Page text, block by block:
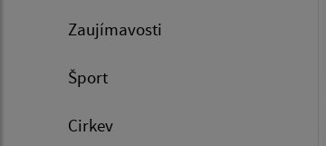
Zaujímavosti
Šport
Cirkev